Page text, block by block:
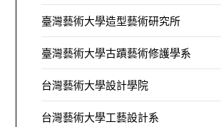
臺灣藝術大學造型藝術研究所
臺灣藝術大學古蹟藝術修護學系
台灣藝術大學設計學院
台灣藝術大學工藝設計系